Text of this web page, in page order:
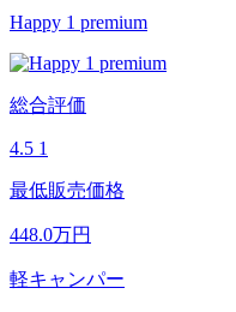
Happy 1 premium
総合評価
4.5 1
最低販売価格
448.0万円
軽キャンパー